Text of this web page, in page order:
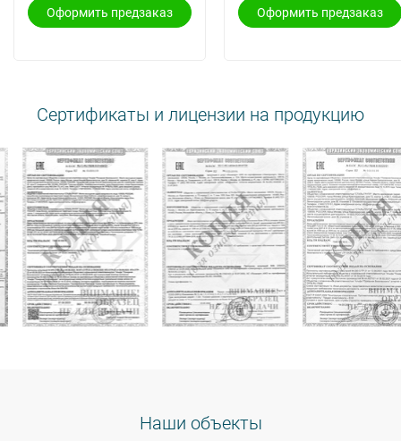
Оформить предзаказ Оформить предзаказ
Сертификаты и лицензии на продукцию
Наши объекты